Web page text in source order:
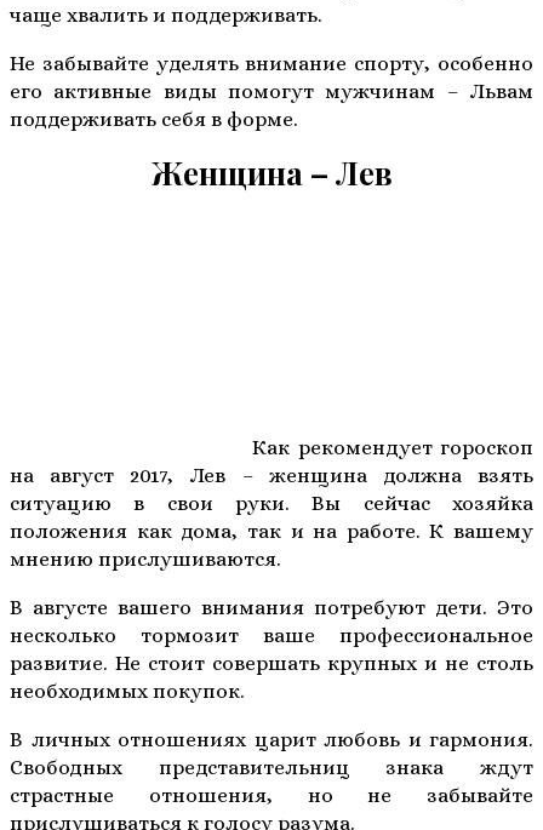
чаще хвалить и поддерживать.
Не забывайте уделять внимание спорту, особенно
его активные виды помогут мужчинам – Львам
поддерживать себя в форме.
Женщина – Лев
Как рекомендует гороскоп
на август 2017, Лев – женщина должна взять
ситуацию в свои руки. Вы сейчас хозяйка
положения как дома, так и на работе. К вашему
мнению прислушиваются.
В августе вашего внимания потребуют дети. Это
несколько тормозит ваше профессиональное
развитие. Не стоит совершать крупных и не столь
необходимых покупок.
В личных отношениях царит любовь и гармония.
Свободных представительниц знака ждут
страстные отношения, но не забывайте
прислушиваться к голосу разума.